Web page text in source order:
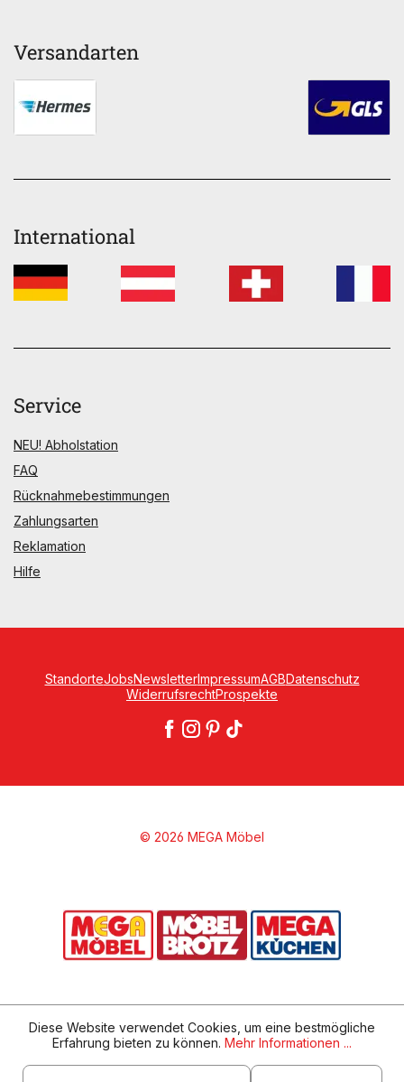
Versandarten
International
Service
NEU! Abholstation
FAQ
Rücknahmebestimmungen
Zahlungsarten
Reklamation
Hilfe
StandorteJobsNewsletterImpressumAGBDatenschutz
WiderrufsrechtProspekte
© 2026 MEGA Möbel
Diese Website verwendet Cookies, um eine bestmögliche
Erfahrung bieten zu können. Mehr Informationen ...